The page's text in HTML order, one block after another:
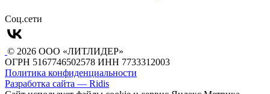
Cоц.сети
© 2026 ООО «ЛИТЛИДЕР»
ОГРН 5167746502578 ИНН 7733312003
Политика конфиденциальности
Разработка сайта — Ridis